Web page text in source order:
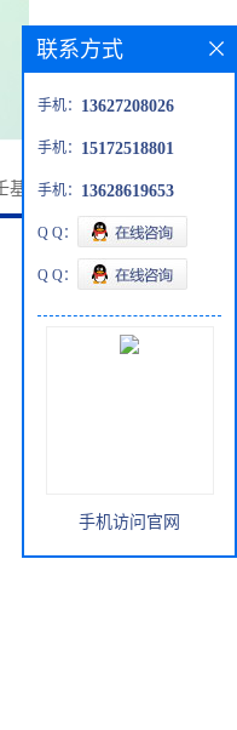
基-β-D-吡喃葡糖苷
联系方式
手机： 13627208026
手机： 15172518801
手机： 13628619653
Q Q：
Q Q：
手机访问官网